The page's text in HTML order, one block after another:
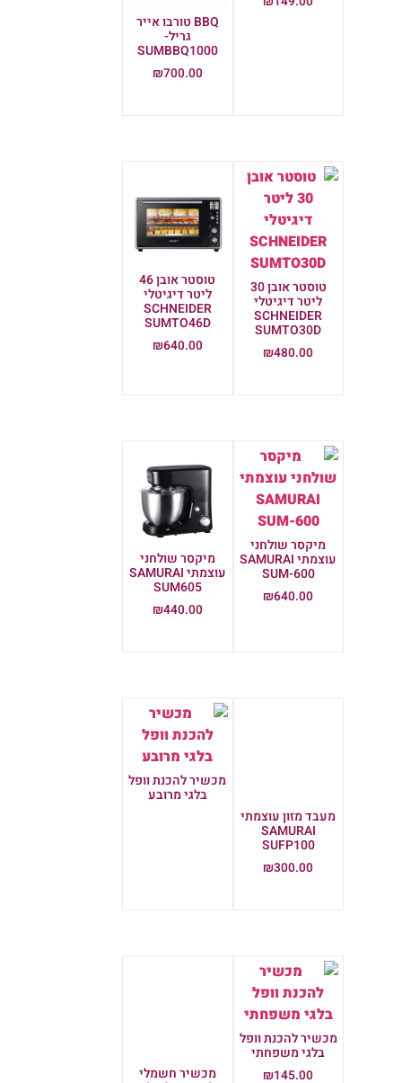
BBQ טורבו אייר
גריל-
SUMBBQ1000
₪700.00
טוסטר אובן 30
ליטר דיגיטלי
SCHNEIDER
SUMTO30D
₪480.00
טוסטר אובן 46
ליטר דיגיטלי
SCHNEIDER
SUMTO46D
₪640.00
מיקסר שולחני
עוצמתי SAMURAI
SUM-600
₪640.00
מיקסר שולחני
עוצמתי SAMURAI
SUM605
₪440.00
מעבד מזון עוצמתי
SAMURAI
SUFP100
₪300.00
מכשיר להכנת וופל
בלגי מרובע
מכשיר להכנת וופל
בלגי משפחתי
₪145.00 מכשיר חשמלי